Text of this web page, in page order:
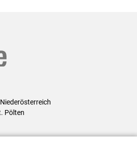
Pölten